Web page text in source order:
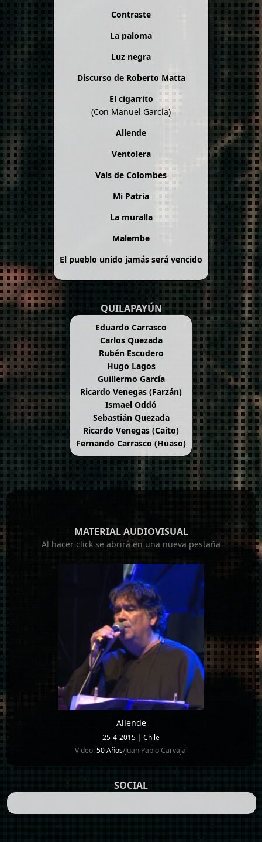
Contraste
La paloma
Luz negra
Discurso de Roberto Matta
El cigarrito
(Con Manuel García)
Allende
Ventolera
Vals de Colombes
Mi Patria
La muralla
Malembe
El pueblo unido jamás será vencido
QUILAPAYÚN
Eduardo Carrasco
Carlos Quezada
Rubén Escudero
Hugo Lagos
Guillermo García
Ricardo Venegas (Farzán)
Ismael Oddó
Sebastián Quezada
Ricardo Venegas (Caíto)
Fernando Carrasco (Huaso)
MATERIAL AUDIOVISUAL
Al hacer click se abrirá en una nueva pestaña
Allende
25-4-2015 | Chile
Video:50 Años/Juan Pablo Carvajal
SOCIAL